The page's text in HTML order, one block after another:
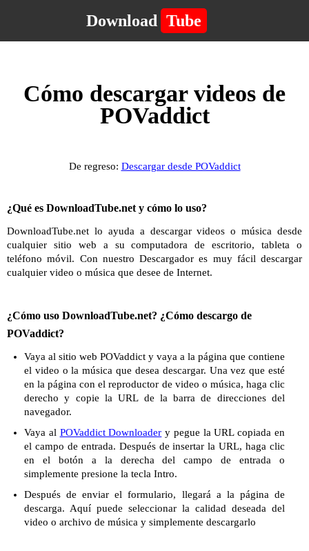
Download Tube
Cómo descargar videos de
POVaddict
De regreso: Descargar desde POVaddict
¿Qué es DownloadTube.net y cómo lo uso?
DownloadTube.net lo ayuda a descargar videos o música desde
cualquier sitio web a su computadora de escritorio, tableta o
teléfono móvil. Con nuestro Descargador es muy fácil descargar
cualquier video o música que desee de Internet.
¿Cómo uso DownloadTube.net? ¿Cómo descargo de
POVaddict?
Vaya al sitio web POVaddict y vaya a la página que contiene
el video o la música que desea descargar. Una vez que esté
en la página con el reproductor de video o música, haga clic
derecho y copie la URL de la barra de direcciones del
navegador.
Vaya al POVaddict Downloader y pegue la URL copiada en
el campo de entrada. Después de insertar la URL, haga clic
en el botón a la derecha del campo de entrada o
simplemente presione la tecla Intro.
Después de enviar el formulario, llegará a la página de
descarga. Aquí puede seleccionar la calidad deseada del
video o archivo de música y simplemente descargarlo